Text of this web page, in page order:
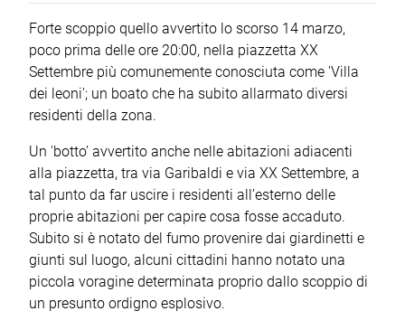
Forte scoppio quello avvertito lo scorso 14 marzo,
poco prima delle ore 20:00, nella piazzetta XX
Settembre più comunemente conosciuta come 'Villa
dei leoni'; un boato che ha subito allarmato diversi
residenti della zona.
Un 'botto' avvertito anche nelle abitazioni adiacenti
alla piazzetta, tra via Garibaldi e via XX Settembre, a
tal punto da far uscire i residenti all’esterno delle
proprie abitazioni per capire cosa fosse accaduto.
Subito si è notato del fumo provenire dai giardinetti e
giunti sul luogo, alcuni cittadini hanno notato una
piccola voragine determinata proprio dallo scoppio di
un presunto ordigno esplosivo.